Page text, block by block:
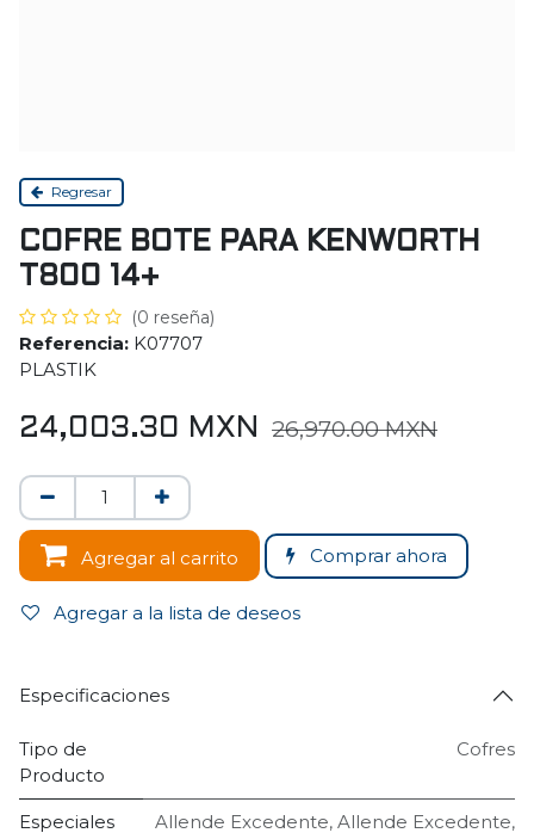
Regresar
COFRE BOTE PARA KENWORTH
T800 14+
(0 reseña)
Referencia: K07707
PLASTIK
24,003.30 MXN 26,970.00MXN
Agregar al carrito Comprar ahora
Agregar a la lista de deseos
Especificaciones
Tipo de
Producto
Cofres
Especiales Allende Excedente, Allende Excedente,